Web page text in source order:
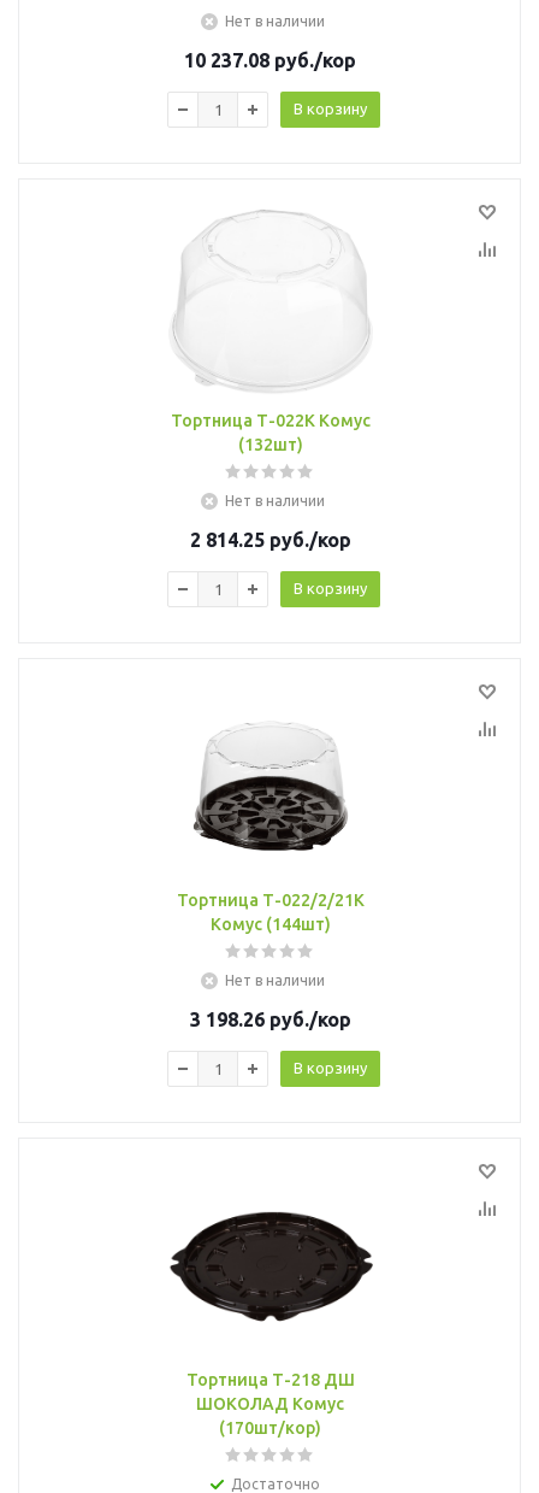
Нет в наличии
10 237.08 руб./кор
В корзину
Тортница Т-022К Комус
(132шт)
Нет в наличии
2 814.25руб./кор
В корзину
Тортница Т-022/2/21К
Комус (144шт)
Нет в наличии
3 198.26руб./кор
В корзину
Тортница Т-218 ДШ
ШОКОЛАД Комус
(170шт/кор)
Достаточно